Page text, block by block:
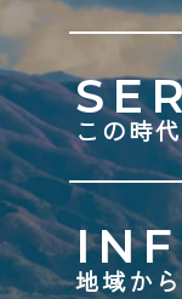
この時
地域か